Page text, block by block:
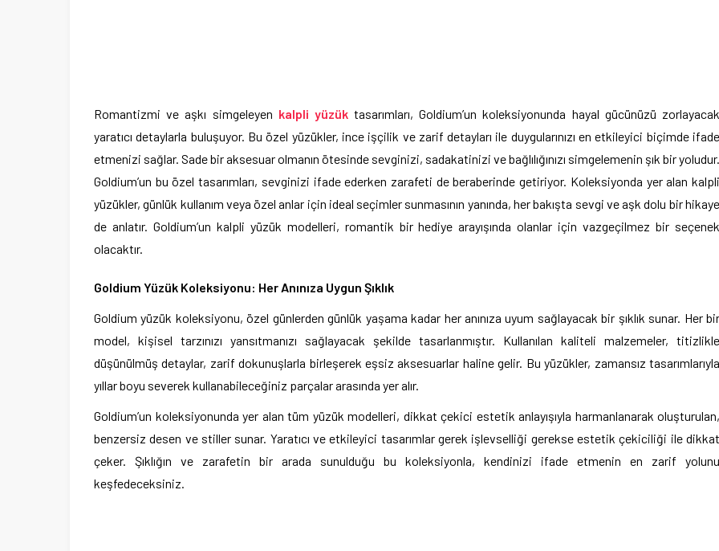
Romantizmi ve aşkı simgeleyen kalpli yüzüktasarımları, Goldium’un koleksiyonunda hayal gücünüzü zorlayacak
yaratıcı detaylarla buluşuyor. Bu özel yüzükler, ince işçilik ve zarif detayları ile duygularınızı en etkileyici biçimde ifade
etmenizi sağlar. Sade bir aksesuar olmanın ötesinde sevginizi, sadakatinizi ve bağlılığınızı simgelemenin şık bir yoludur.
Goldium’un bu özel tasarımları, sevginizi ifade ederken zarafeti de beraberinde getiriyor. Koleksiyonda yer alan kalpli
yüzükler, günlük kullanım veya özel anlar için ideal seçimler sunmasının yanında, her bakışta sevgi ve aşk dolu bir hikaye
de anlatır. Goldium’un kalpli yüzük modelleri, romantik bir hediye arayışında olanlar için vazgeçilmez bir seçenek
olacaktır.
Goldium Yüzük Koleksiyonu: Her Anınıza Uygun Şıklık
Goldium yüzük koleksiyonu, özel günlerden günlük yaşama kadar her anınıza uyum sağlayacak bir şıklık sunar. Her bir
model, kişisel tarzınızı yansıtmanızı sağlayacak şekilde tasarlanmıştır. Kullanılan kaliteli malzemeler, titizlikle
düşünülmüş detaylar, zarif dokunuşlarla birleşerek eşsiz aksesuarlar haline gelir. Bu yüzükler, zamansız tasarımlarıyla
yıllar boyu severek kullanabileceğiniz parçalar arasında yer alır.
Goldium’un koleksiyonunda yer alan tüm yüzük modelleri, dikkat çekici estetik anlayışıyla harmanlanarak oluşturulan,
benzersiz desen ve stiller sunar. Yaratıcı ve etkileyici tasarımlar gerek işlevselliği gerekse estetik çekiciliği ile dikkat
çeker. Şıklığın ve zarafetin bir arada sunulduğu bu koleksiyonla, kendinizi ifade etmenin en zarif yolunu
keşfedeceksiniz.